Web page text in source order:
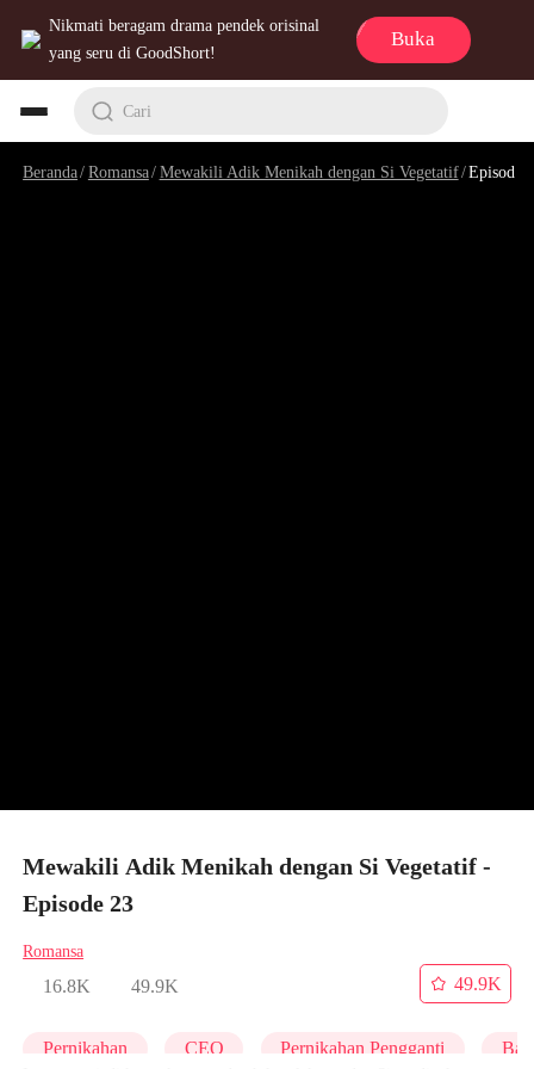
Nikmati beragam drama pendek orisinal
yang seru di GoodShort!
Buka
Cari
Beranda/Romansa/Mewakili Adik Menikah dengan Si Vegetatif/Episode 23
Mewakili Adik Menikah dengan Si Vegetatif -
Episode 23
Romansa
16.8K 49.9K
49.9K
Pernikahan CEO Pernikahan Pengganti